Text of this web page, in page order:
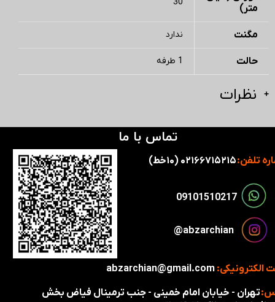
متر)
مگنت ندارد
حالت 1 طرفه
نظرات
تماس با ما
تلفن:
تهران - خیابان امام خمینی - جنب ترمینال فیاض بخش
الکترونیکی: abzarchian@gmail.com
​​09101510217​​​​​​​
​​​abzarchian@